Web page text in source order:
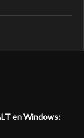
en Windows: